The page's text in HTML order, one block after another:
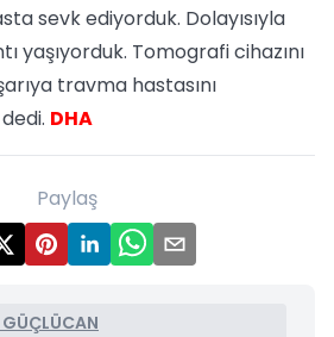
sevk ediyorduk. Dolayısıyla
yaşıyorduk. Tomografi cihazını
travma hastasını
DHA
Paylaş